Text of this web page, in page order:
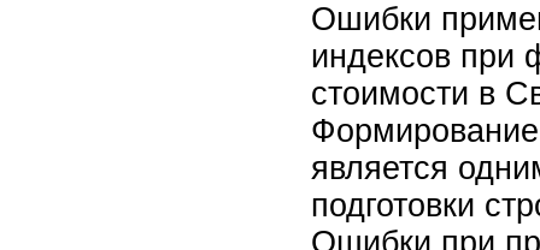
Ошибки
индексов при
стоимости в
является
подготовки